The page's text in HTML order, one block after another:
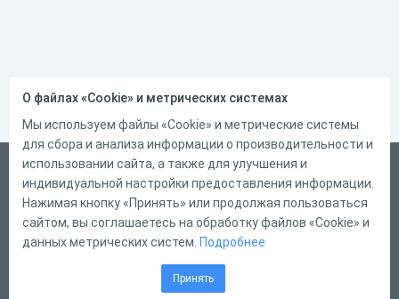
Русский
Справка
Форма обратной связи
О файлах «Cookie» и метрических системах
Мы используем файлы «Cookie» и метрические системы
для сбора и анализа информации о производительности и
использовании сайта, а также для улучшения и
индивидуальной настройки предоставления информации.
Нажимая кнопку «Принять» или продолжая пользоваться
сайтом, вы соглашаетесь на обработку файлов «Cookie» и
данных метрических систем. Подробнее
Принять